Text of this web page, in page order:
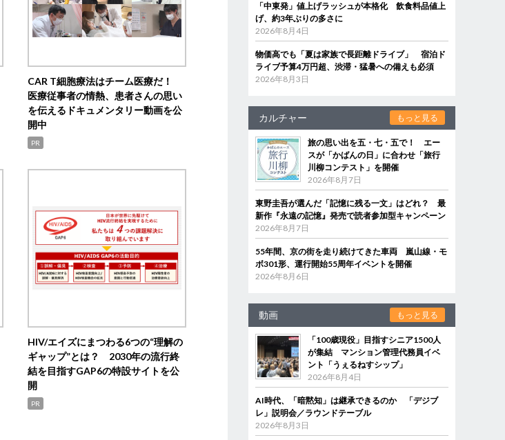
CAR T細胞療法はチーム医療だ！
医療従事者の情熱、患者さんの思い
を伝えるドキュメンタリー動画を公
開中
PR
HIV/エイズにまつわる6つの“理解の
ギャップ”とは？ 2030年の流行終
結を目指すGAP6の特設サイトを公
開
PR
「中東発」値上げラッシュが本格化 飲食料品値上
げ、約3年ぶりの多さに
2026年8月4日
物価高でも「夏は家族で長距離ドライブ」 宿泊ド
ライブ予算4万円超、渋滞・猛暑への備えも必須
2026年8月3日
カルチャー もっと見る
旅の思い出を五・七・五で！ エー
スが「かばんの日」に合わせ「旅行
川柳コンテスト」を開催
2026年8月7日
東野圭吾が選んだ「記憶に残る一文」はどれ？ 最
新作『永遠の記憶』発売で読者参加型キャンペーン
2026年8月7日
55年間、京の街を走り続けてきた車両 嵐山線・モ
ボ301形、運行開始55周年イベントを開催
2026年8月6日
動画 もっと見る
「100歳現役」目指すシニア1500人
が集結 マンション管理代務員イベ
ント「うぇるねすシップ」
2026年8月4日
AI時代、「暗黙知」は継承できるのか 「デジブ
レ」説明会／ラウンドテーブル
2026年8月3日